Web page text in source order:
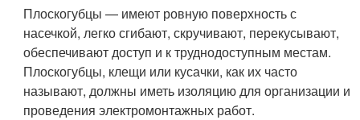
Плоскогубцы — имеют ровную поверхность с
насечкой, легко сгибают, скручивают, перекусывают,
обеспечивают доступ и к труднодоступным местам.
Плоскогубцы, клещи или кусачки, как их часто
называют, должны иметь изоляцию для организации и
проведения электромонтажных работ.